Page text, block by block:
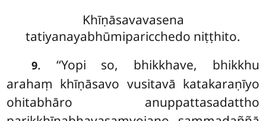
Khīṇāsavavasena
tatiyanayabhūmiparicchedo niṭṭhito.
9. ‘‘Yopi so, bhikkhave, bhikkhu
arahaṃ khīṇāsavo vusitavā katakaraṇīyo
ohitabhāro anuppattasadattho